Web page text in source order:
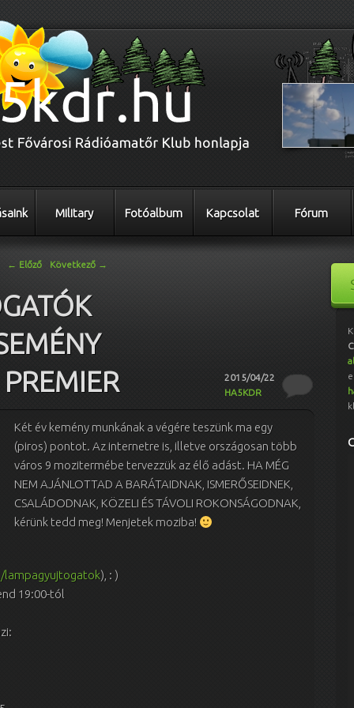
Military Fotóalbum Kapcsolat Fórum
← Előző Következő →
2015/04/22
HA5KDR
Két év kemény munkának a végére teszünk ma egy
(piros) pontot. Az internetre is, illetve országosan több
város 9 mozitermébe tervezzük az élő adást. HA MÉG
NEM AJÁNLOTTAD A BARÁTAIDNAK, ISMERŐSEIDNEK,
CSALÁDODNAK, KÖZELI ÉS TÁVOLI ROKONSÁGODNAK,
kérünk tedd meg! Menjetek moziba!
), : )
19:00-tól